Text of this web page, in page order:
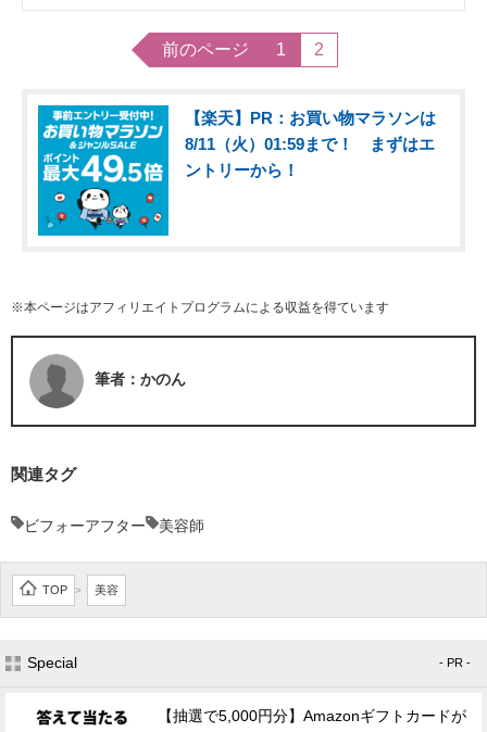
前のページ 1 2
【楽天】PR：お買い物マラソンは
8/11（火）01:59まで！ まずはエ
ントリーから！
※本ページはアフィリエイトプログラムによる収益を得ています
筆者：かのん
関連タグ
ビフォーアフター 美容師
TOP > 美容
Special - PR -
【抽選で5,000円分】Amazonギフトカードが